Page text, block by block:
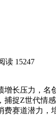
读 15247
增长压力，名
捕捉Z世代情
费赛道潜力，